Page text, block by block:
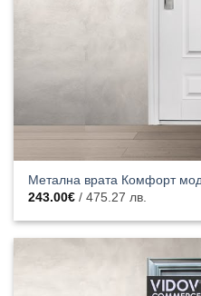
Метална врата Комфорт
243.00€ / 475.27 лв.